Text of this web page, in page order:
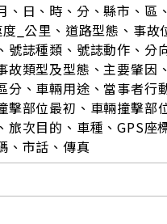
、日、時、分、縣市、區
_公里、道路型態、事
號誌種類、號誌動作、分
故類型及型態、主要肇因
分、車輛用途、當事者行
擊部位最初、車輛撞擊部
旅次目的、車種、GPS座
、市話、傳真